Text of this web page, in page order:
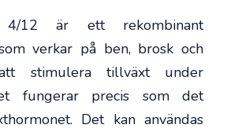
4/12 är ett rekombinant
verkar på ben, brosk och
stimulera tillväxt under
fungerar precis som det
Det kan användas